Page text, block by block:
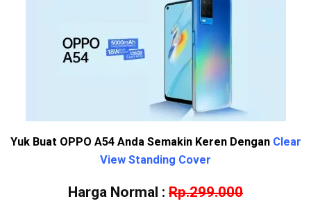
Yuk Buat OPPO A54 Anda Semakin Keren Dengan Clear
View Standing Cover
Harga Normal : Rp.299.000